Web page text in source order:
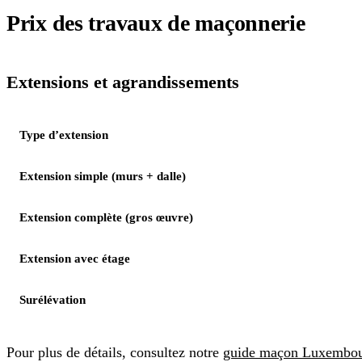
Prix des travaux de maçonnerie
Extensions et agrandissements
Type d’extension
Extension simple (murs + dalle)
Extension complète (gros œuvre)
Extension avec étage
Surélévation
Pour plus de détails, consultez notre guide maçon